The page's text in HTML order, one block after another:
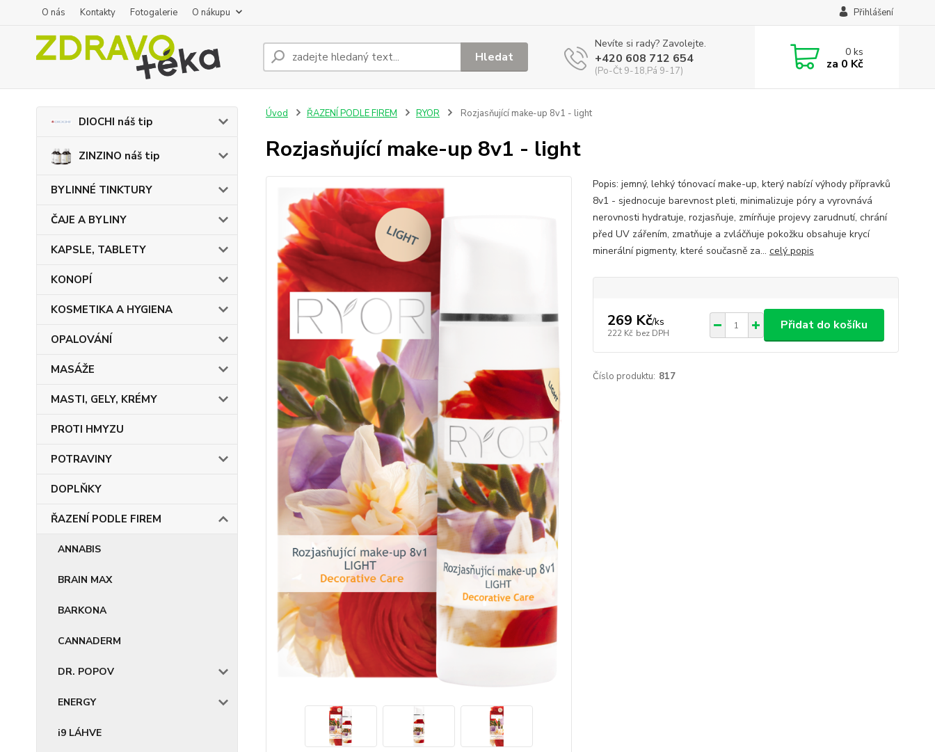
O nás Kontakty Fotogalerie O nákupu Přihlášení
Hledat
Nevíte si rady? Zavolejte.
+420 608 712 654
(Po-Čt 9-18,Pá 9-17)
0ks
za 0 Kč
DIOCHI náš tip
ZINZINO náš tip
BYLINNÉ TINKTURY
ČAJE A BYLINY
KAPSLE, TABLETY
KONOPÍ
KOSMETIKA A HYGIENA
OPALOVÁNÍ
MASÁŽE
MASTI, GELY, KRÉMY
PROTI HMYZU
POTRAVINY
DOPLŇKY
ŘAZENÍ PODLE FIREM
ANNABIS
BRAIN MAX
BARKONA
CANNADERM
DR. POPOV
ENERGY
i9 LÁHVE
Úvod ŘAZENÍ PODLE FIREM RYOR Rozjasňující make-up 8v1 - light
Rozjasňující make-up 8v1 - light
Popis: jemný, lehký tónovací make-up, který nabízí výhody přípravků
8v1 - sjednocuje barevnost pleti, minimalizuje póry a vyrovnává
nerovnosti hydratuje, rozjasňuje, zmírňuje projevy zarudnutí, chrání
před UV zářením, zmatňuje a zvláčňuje pokožku obsahuje krycí
minerální pigmenty, které současně za... celý popis
269 Kč/ks
222 Kč bez DPH
Přidat do košíku
Číslo produktu: 817